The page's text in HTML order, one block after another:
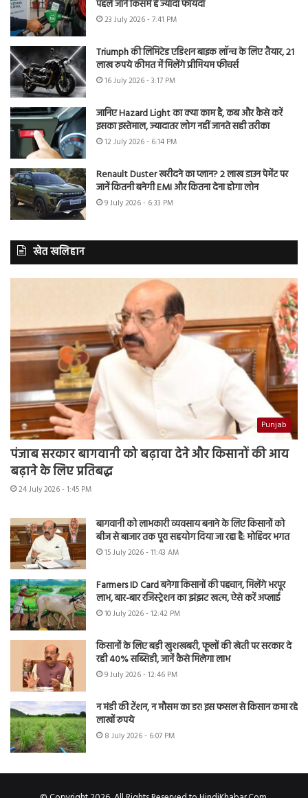
पहले जानें किसमें है ज्यादा फायदा
23 July 2026 - 7:41 PM
Triumph की लिमिटेड एडिशन बाइक लॉन्च के लिए तैयार, 21
लाख रुपये कीमत में मिलेंगे प्रीमियम फीचर्स
16 July 2026 - 3:17 PM
जानिए Hazard Light का क्या काम है, कब और कैसे करें
इसका इस्तेमाल, ज्यादातर लोग नहीं जानते सही तरीका
12 July 2026 - 6:14 PM
Renault Duster खरीदने का प्लान? 2 लाख डाउन पेमेंट पर
जानें कितनी बनेगी EMI और कितना देना होगा लोन
9 July 2026 - 6:33 PM
खेत खलिहान
Punjab
पंजाब सरकार बागवानी को बढ़ावा देने और किसानों की आय
बढ़ाने के लिए प्रतिबद्ध
24 July 2026 - 1:45 PM
बागवानी को लाभकारी व्यवसाय बनाने के लिए किसानों को
बीज से बाजार तक पूरा सहयोग दिया जा रहा है: मोहिंदर भगत
15 July 2026 - 11:43 AM
Farmers ID Card बनेगा किसानों की पहचान, मिलेंगे भरपूर
लाभ, बार-बार रजिस्ट्रेशन का झंझट खत्म, ऐसे करें अप्लाई
10 July 2026 - 12:42 PM
किसानों के लिए बड़ी खुशखबरी, फूलों की खेती पर सरकार दे
रही 40% सब्सिडी, जानें कैसे मिलेगा लाभ
9 July 2026 - 12:46 PM
न मंडी की टेंशन, न मौसम का डर! इस फसल से किसान कमा रहे
लाखों रुपये
8 July 2026 - 6:07 PM